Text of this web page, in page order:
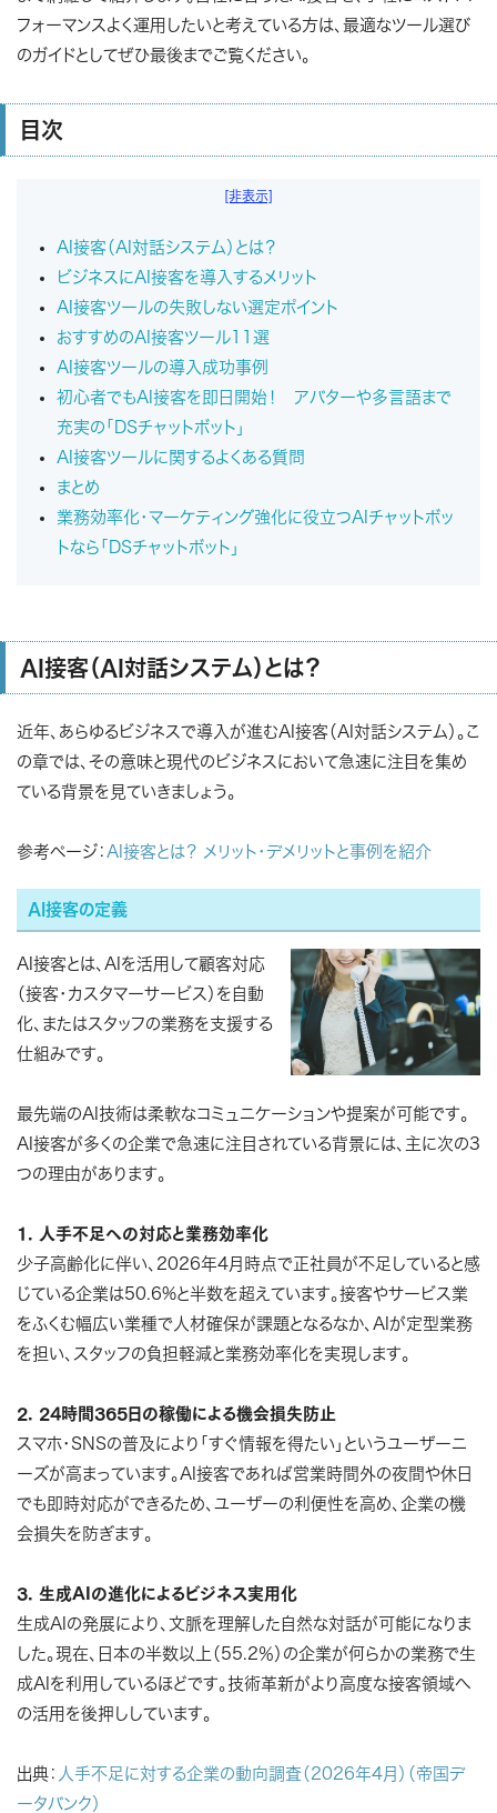
フォーマンスよく運用したいと考えている方は、最適なツール選び
のガイドとしてぜひ最後までご覧ください。
目次
[非表示]
AI接客（AI対話システム）とは？
ビジネスにAI接客を導入するメリット
AI接客ツールの失敗しない選定ポイント
おすすめのAI接客ツール11選
AI接客ツールの導入成功事例
初心者でもAI接客を即日開始！ アバターや多言語まで
充実の「DSチャットボット」
AI接客ツールに関するよくある質問
まとめ
業務効率化・マーケティング強化に役立つAIチャットボッ
トなら「DSチャットボット」
AI接客（AI対話システム）とは？
近年、あらゆるビジネスで導入が進むAI接客（AI対話システム）。こ
の章では、その意味と現代のビジネスにおいて急速に注目を集め
ている背景を見ていきましょう。
参考ページ： AI接客とは？ メリット・デメリットと事例を紹介
AI接客の定義
AI接客とは、AIを活用して顧客対応
（接客・カスタマーサービス）を自動
化、またはスタッフの業務を支援する
仕組みです。
最先端のAI技術は柔軟なコミュニケーションや提案が可能です。
AI接客が多くの企業で急速に注目されている背景には、主に次の3
つの理由があります。
1. 人手不足への対応と業務効率化
少子高齢化に伴い、2026年4月時点で正社員が不足していると感
じている企業は50.6%と半数を超えています。接客やサービス業
をふくむ幅広い業種で人材確保が課題となるなか、AIが定型業務
を担い、スタッフの負担軽減と業務効率化を実現します。
2. 24時間365日の稼働による機会損失防止
スマホ・SNSの普及により「すぐ情報を得たい」というユーザーニ
ーズが高まっています。AI接客であれば営業時間外の夜間や休日
でも即時対応ができるため、ユーザーの利便性を高め、企業の機
会損失を防ぎます。
3. 生成AIの進化によるビジネス実用化
生成AIの発展により、文脈を理解した自然な対話が可能になりま
した。現在、日本の半数以上（55.2％）の企業が何らかの業務で生
成AIを利用しているほどです。技術革新がより高度な接客領域へ
の活用を後押ししています。
出典： 人手不足に対する企業の動向調査（2026年4月）（帝国デ
ータバンク）